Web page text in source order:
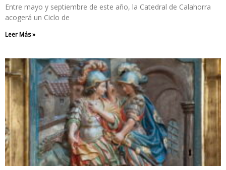
Entre mayo y septiembre de este año, la Catedral de Calahorra
acogerá un Ciclo de
Leer Más »